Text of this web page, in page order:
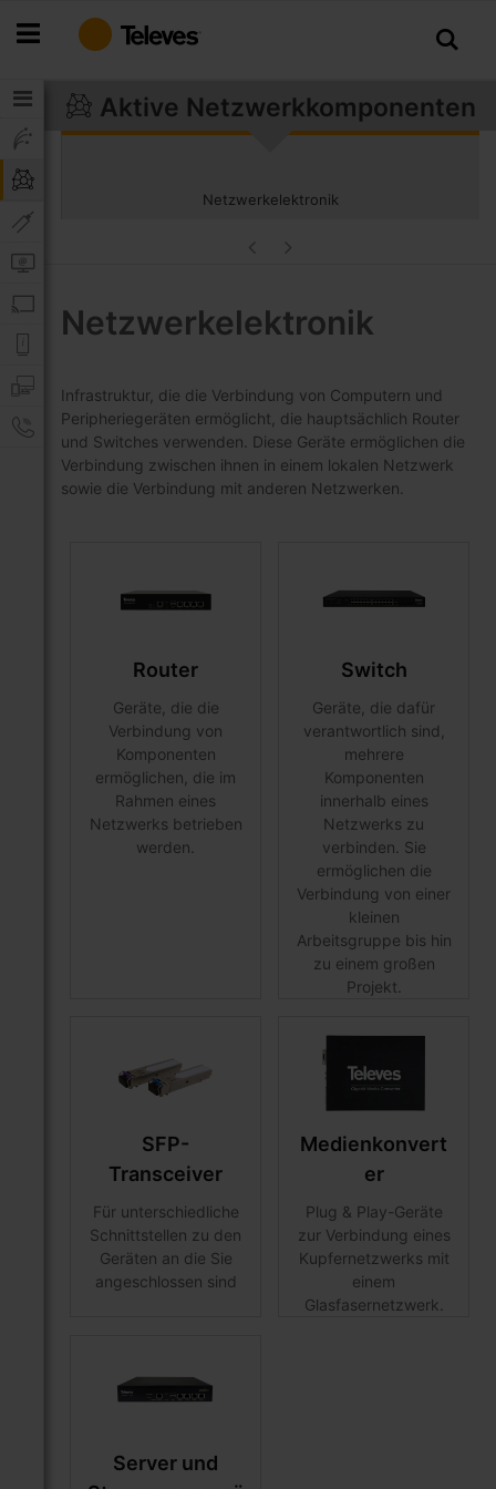
Inhalt
Aktive Netzwerkkomponenten
Netzwerkelektronik
Netzwerkelektronik
Infrastruktur, die die Verbindung von Computern und
Peripheriegeräten ermöglicht, die hauptsächlich Router
und Switches verwenden. Diese Geräte ermöglichen die
Verbindung zwischen ihnen in einem lokalen Netzwerk
sowie die Verbindung mit anderen Netzwerken.
Router
Geräte, die die
Verbindung von
Komponenten
ermöglichen, die im
Rahmen eines
Netzwerks betrieben
werden.
Switch
Geräte, die dafür
verantwortlich sind,
mehrere
Komponenten
innerhalb eines
Netzwerks zu
verbinden. Sie
ermöglichen die
Verbindung von einer
kleinen
Arbeitsgruppe bis hin
zu einem großen
Projekt.
SFP-
Transceiver
Für unterschiedliche
Schnittstellen zu den
Geräten an die Sie
angeschlossen sind
Medienkonvert
er
Plug & Play-Geräte
zur Verbindung eines
Kupfernetzwerks mit
einem
Glasfasernetzwerk.
Server und